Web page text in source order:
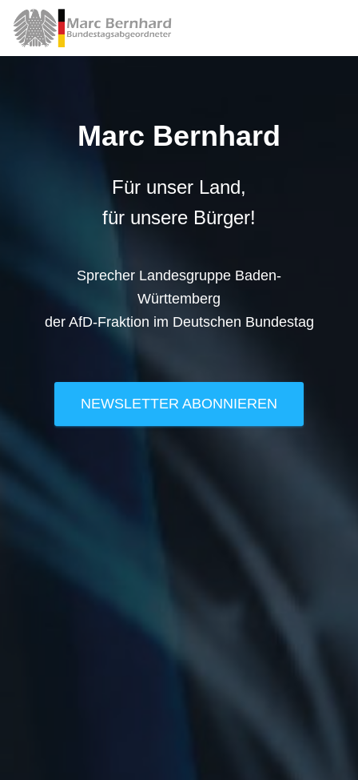
Marc Bernhard
Für unser Land,
für unsere Bürger!
Sprecher Landesgruppe Baden-
Württemberg
der AfD-Fraktion im Deutschen Bundestag
NEWSLETTER ABONNIEREN